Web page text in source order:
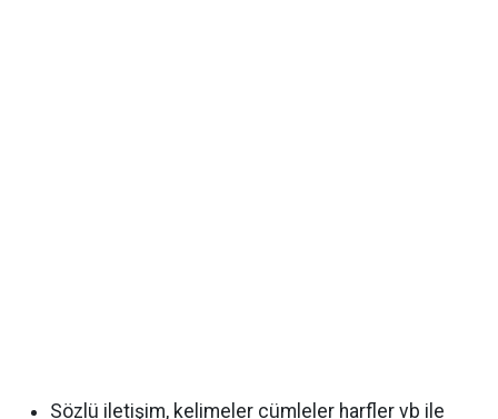
Sözlü iletişim, kelimeler cümleler harfler vb ile